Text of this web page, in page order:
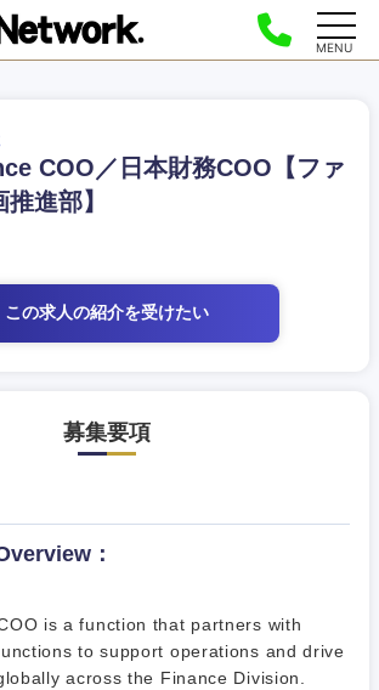
MENU
COO／日本財務COO【ファ
進部】
この求人の紹介を受けたい
募集要項
：
is a function that partners with
to support operations and drive
across the Finance Division.